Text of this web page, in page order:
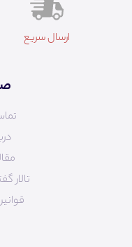
ارسال سریع